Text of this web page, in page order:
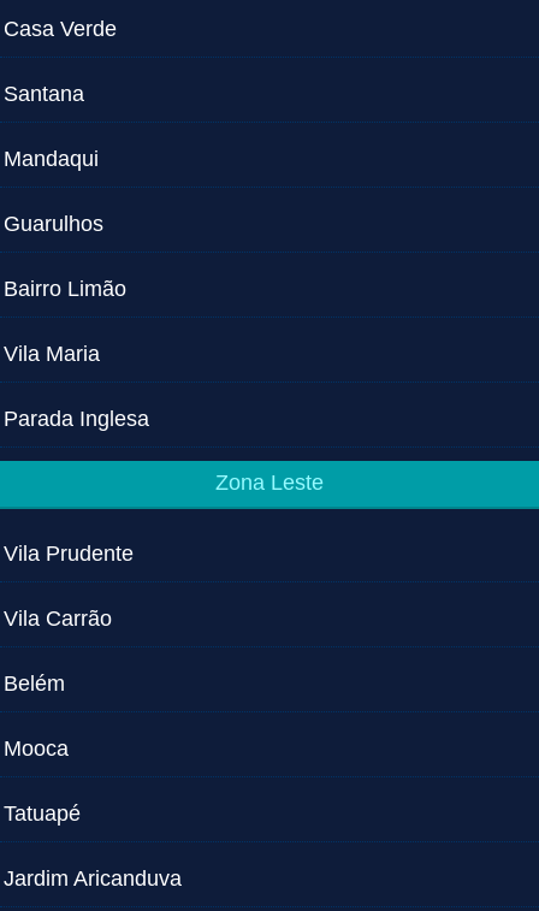
Casa Verde
Santana
Mandaqui
Guarulhos
Bairro Limão
Vila Maria
Parada Inglesa
Zona Leste
Vila Prudente
Vila Carrão
Belém
Mooca
Tatuapé
Jardim Aricanduva